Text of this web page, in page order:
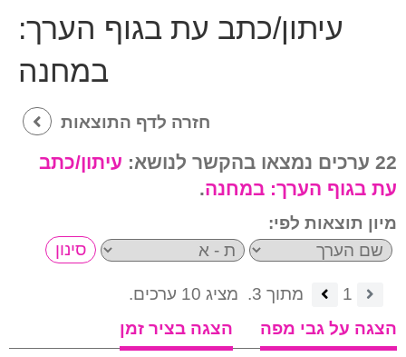
עיתון/כתב עת בגוף הערך:
במחנה
חזרה לדף התוצאות
22 ערכים נמצאו בהקשר לנושא:
עיתון/כתב
עת בגוף הערך: במחנה.
מיון תוצאות לפי:
1 מתוך 3.
מציג 10 ערכים.
הצגה על גבי מפה
הצגה בציר זמן